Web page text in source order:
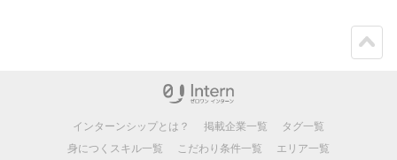
インターンシップとは？ 掲載企業一覧
タグ一覧
身につくスキル一覧
こだわり条件一覧 エリア一覧